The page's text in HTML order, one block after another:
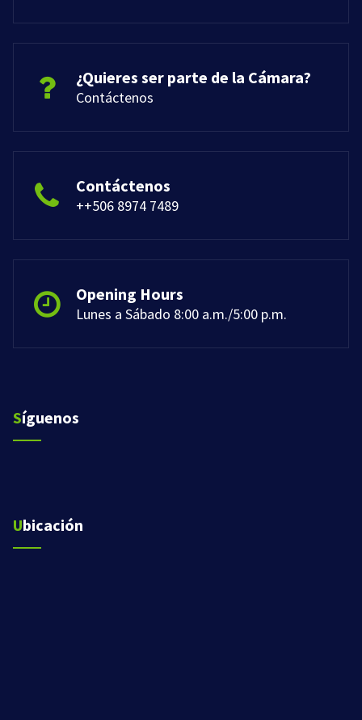
¿Quieres ser parte de la Cámara?
Contáctenos
Contáctenos
++506 8974 7489
Opening Hours
Lunes a Sábado 8:00 a.m./5:00 p.m.
Síguenos
Ubicación